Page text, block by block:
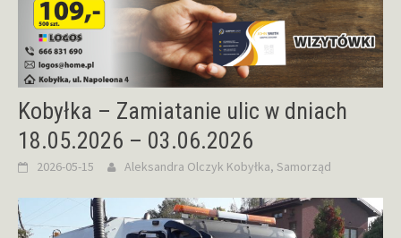
Kobyłka – Zamiatanie ulic w dniach
18.05.2026 – 03.06.2026
2026-05-15 Aleksandra Olczyk Kobyłka, Samorząd